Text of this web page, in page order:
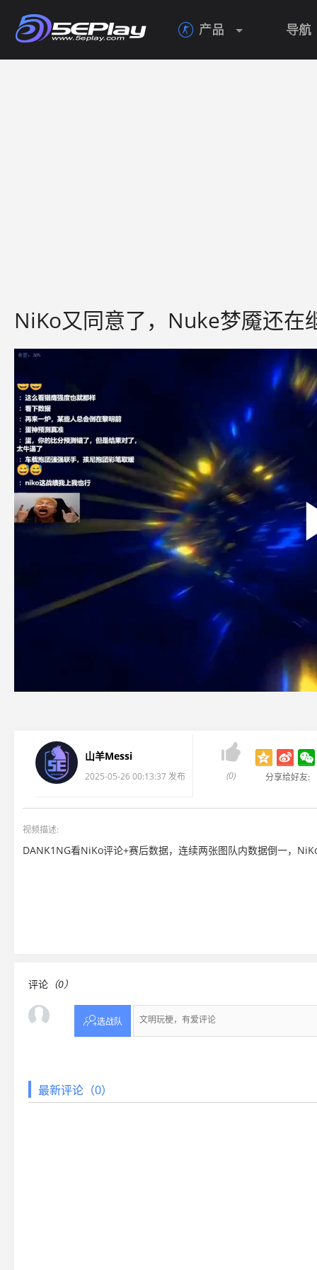
 产品 导航
NiKo又同意了，Nuke梦魇还在
山羊Messi
2025-05-26 00:13:37 发布

(0) 分享给好友:
视频描述:
DANK1NG看NiKo评论+赛后数据，连续两张图队内数据倒一，
评论 （0）
选战队
最新评论（0）